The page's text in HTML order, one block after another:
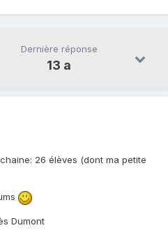
Dernière réponse
13 a
26 élèves (dont ma petite
Dumont